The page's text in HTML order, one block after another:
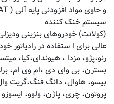
سیستم خنک کننده
(کولانت) خودروهای بنزینی
عالی برای ا ستفاده در رادیاتور
رنو،پژو، مزدا ، هیوندای،کیا،
بسترن، بی وای دی ،ام وی ام،
بیسو، هاوال، دانگ فنگ،گریت
پروتون، چری، پاژن، ولوو، ایسوزو